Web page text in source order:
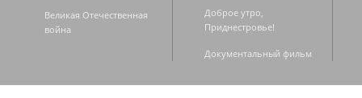
Великая Отечественная
война
Доброе утро,
Приднестровье!
Документальный фильм